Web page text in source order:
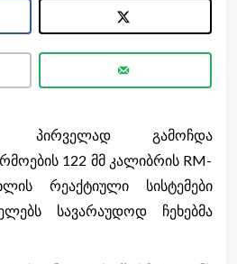
პირველად გამოჩდა
122 მმ კალიბრის RM-
რეაქტიული სისტემები
სავარაუდოდ ჩეხებმა